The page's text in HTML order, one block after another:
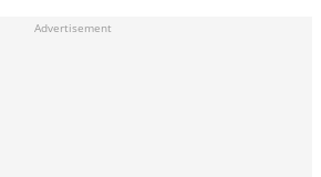
Advertisement